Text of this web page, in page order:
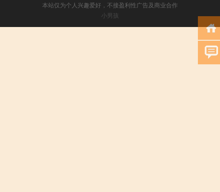
本站仅为个人兴趣爱好，不接盈利性广告及商业合作
小男孩